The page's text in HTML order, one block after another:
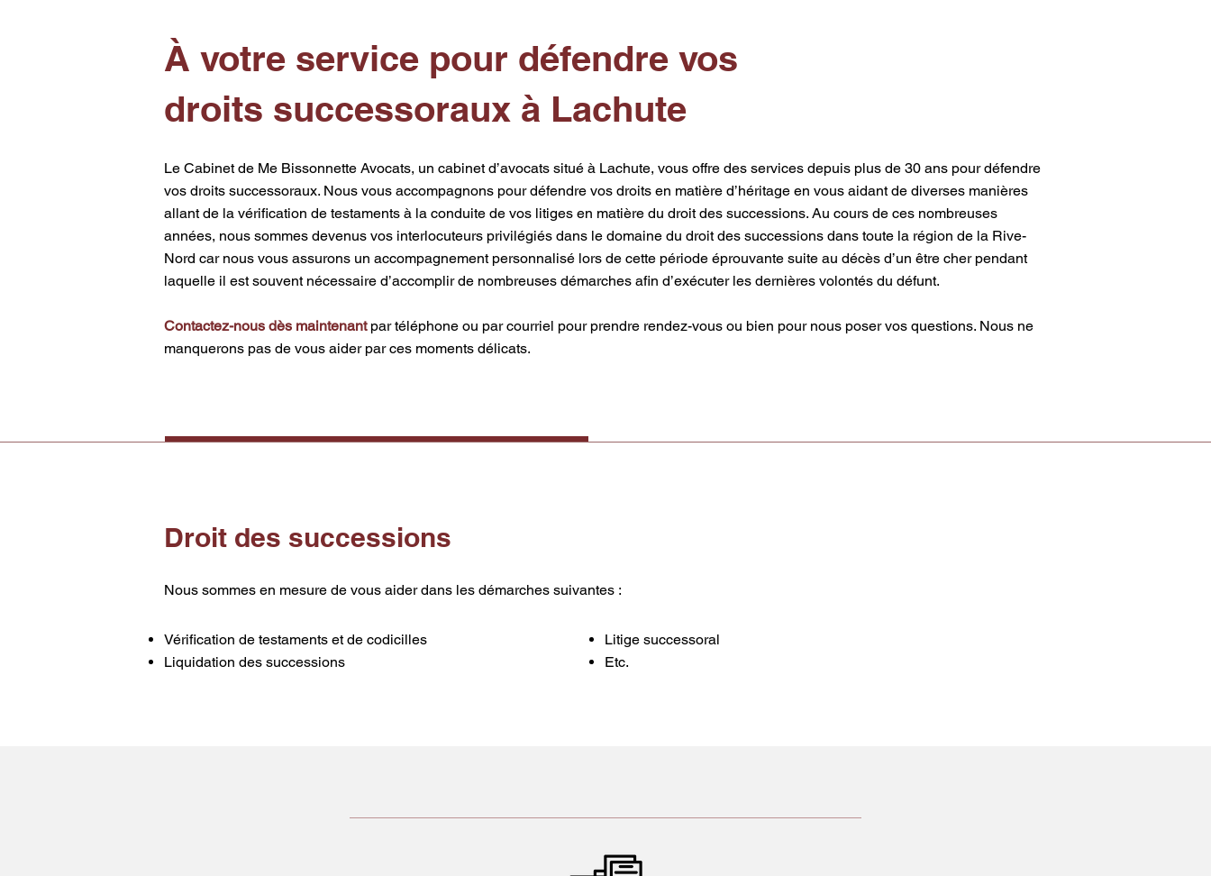
À votre service pour défendre vos
droits successoraux à Lachute
Le Cabinet de Me Bissonnette Avocats, un cabinet d’avocats situé à Lachute, vous offre des services depuis plus de 30 ans pour défendre
vos droits successoraux. Nous vous accompagnons pour défendre vos droits en matière d’héritage en vous aidant de diverses manières
allant de la vérification de testaments à la conduite de vos litiges en matière du droit des successions. Au cours de ces nombreuses
années, nous sommes devenus vos interlocuteurs privilégiés dans le domaine du droit des successions dans toute la région de la Rive-
Nord car nous vous assurons un accompagnement personnalisé lors de cette période éprouvante suite au décès d’un être cher pendant
laquelle il est souvent nécessaire d’accomplir de nombreuses démarches afin d’exécuter les dernières volontés du défunt.
Contactez-nous dès maintenantpar téléphone ou par courriel pour prendre rendez-vous ou bien pour nous poser vos questions. Nous ne
manquerons pas de vous aider par ces moments délicats.
Droit des successions
Nous sommes en mesure de vous aider dans les démarches suivantes :
Vérification de testaments et de codicilles
Liquidation des successions
Litige successoral
Etc.​